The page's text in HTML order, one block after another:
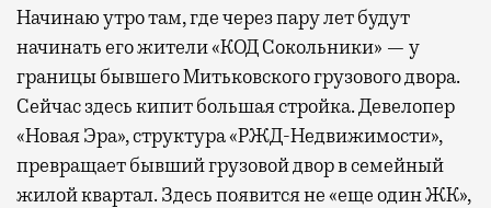
Начинаю утро там, где через пару лет будут
начинать его жители «КОД Сокольники» — у
границы бывшего Митьковского грузового двора.
Сейчас здесь кипит большая стройка. Девелопер
«Новая Эра», структура «РЖД-Недвижимости»,
превращает бывший грузовой двор в семейный
жилой квартал. Здесь появится не «еще один ЖК»,